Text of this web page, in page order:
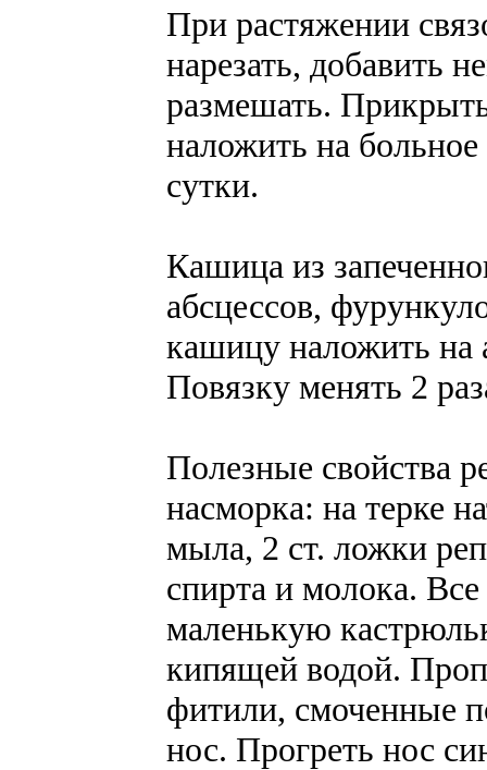
При растяжении
нарезать, добавить
размешать.
наложить на
сутки.
Кашица из
абсцессов,
кашицу наложить на
Повязку менять 2
Полезные свойства
насморка: на терке
мыла, 2 ст. ложки
спирта и молока.
маленькую
кипящей водой.
фитили, смоченные
нос. Прогреть нос